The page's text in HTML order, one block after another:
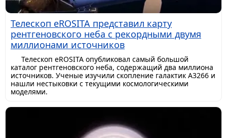
Телескоп eROSITA представил карту
рентгеновского неба с рекордными двумя
миллионами источников
Телескоп eROSITA опубликовал самый большой
каталог рентгеновского неба, содержащий два миллиона
источников. Ученые изучили скопление галактик A3266 и
нашли нестыковки с текущими космологическими
моделями.